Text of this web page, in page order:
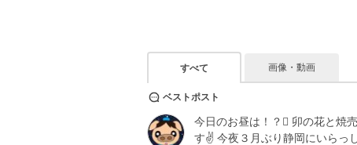
すべて 画像・動画
ベストポスト
今日のお昼は！？🫪 卯の花と焼
す✌️ 今夜３月ぶり静岡にいらっ